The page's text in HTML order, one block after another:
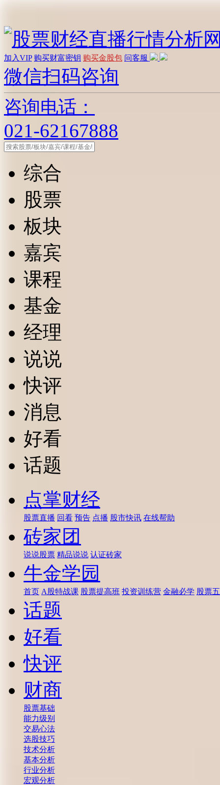
加入VIP 购买财富密钥 购买金股包 问客服
微信扫码咨询
咨询电话：
021-62167888
综合
股票
板块
嘉宾
课程
基金
经理
说说
快评
消息
好看
话题
点掌财经
股票直播 回看 预告 点播 股市快讯 在线帮助
砖家团
说说股票 精品说说 认证砖家
牛金学园
首页 A股特战课 股票提高班 投资训练营 金融必学 股票
话题
好看
快评
财商
股票基础
能力级别
交易心法
选股技巧
技术分析
基本分析
行业分析
宏观分析